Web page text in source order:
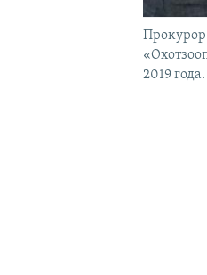
Прокурор
2019 года.